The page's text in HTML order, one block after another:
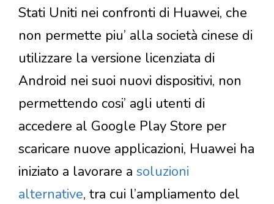
Stati Uniti nei confronti di Huawei, che
non permette piu’ alla società cinese di
utilizzare la versione licenziata di
Android nei suoi nuovi dispositivi, non
permettendo cosi’ agli utenti di
accedere al Google Play Store per
scaricare nuove applicazioni, Huawei ha
iniziato a lavorare a soluzioni
alternative, tra cui l’ampliamento del